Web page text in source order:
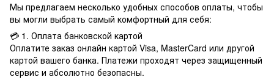
Мы предлагаем несколько удобных способов оплаты, чтобы
вы могли выбрать самый комфортный для себя:
💳 1. Оплата банковской картой
Оплатите заказ онлайн картой Visa, MasterCard или другой
картой вашего банка. Платежи проходят через защищенный
сервис и абсолютно безопасны.